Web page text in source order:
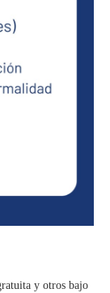
y otros bajo